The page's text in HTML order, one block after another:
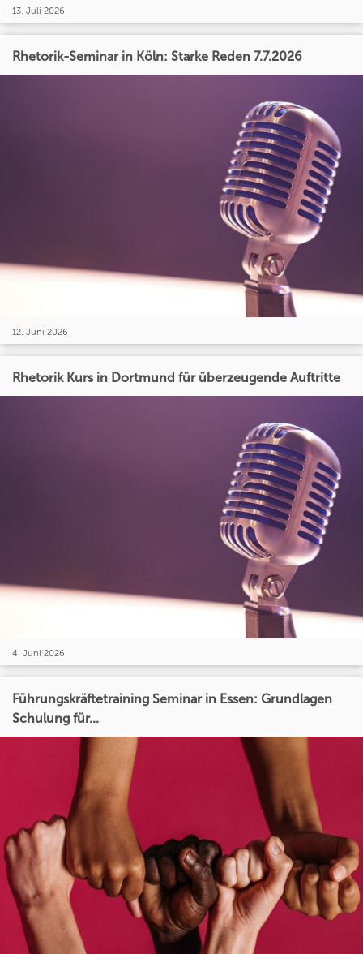
13. Juli 2026
Rhetorik-Seminar in Köln: Starke Reden 7.7.2026
12. Juni 2026
Rhetorik Kurs in Dortmund für überzeugende Auftritte
4. Juni 2026
Führungskräftetraining Seminar in Essen: Grundlagen
Schulung für...